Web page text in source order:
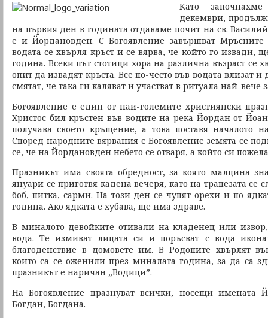
Като
декември,
на първия ден в годината отдаваме почит на св.
е и Йордановден. С Богоявление завършват
водата се хвърля кръст и се вярва, че който го извади,
година. Всеки път стотици хора на различна възраст се
опит да извадят кръста. Все по-често във водата влизат
смятат, че така ги каляват и участват в ритуала най-вече
Богоявление е един от най-големите християнски
Христос бил кръстен във водите на река Йордан от
получава своето кръщение, а това поставя началото
Според народните вярвания с Богоявление земята се
се, че на Йордановден небето се отваря, а който си
Празникът има своята обредност, за която малцина
януари се приготвя кадена вечеря, като на трапезата се
боб, питка, сарми. На този ден се чупят орехи и по
година. Ако ядката е хубава, ще има здраве.
В миналото девойките отивали на кладенец или
вода. Те измиват лицата си и поръсват с вода
благоденствие в домовете им. В Родопите хвърлят
които са се оженили през миналата година, за да са
празникът е наричан „Водици”.
На Богоявление празнуват всички, носещи имената
Богдан, Богдана.